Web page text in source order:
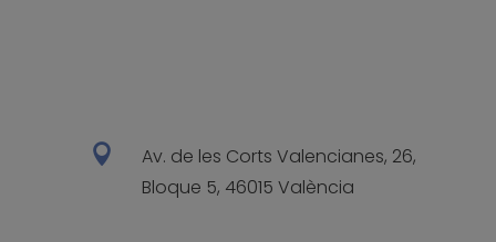

Av. de les Corts Valencianes, 26,
Bloque 5, 46015 València